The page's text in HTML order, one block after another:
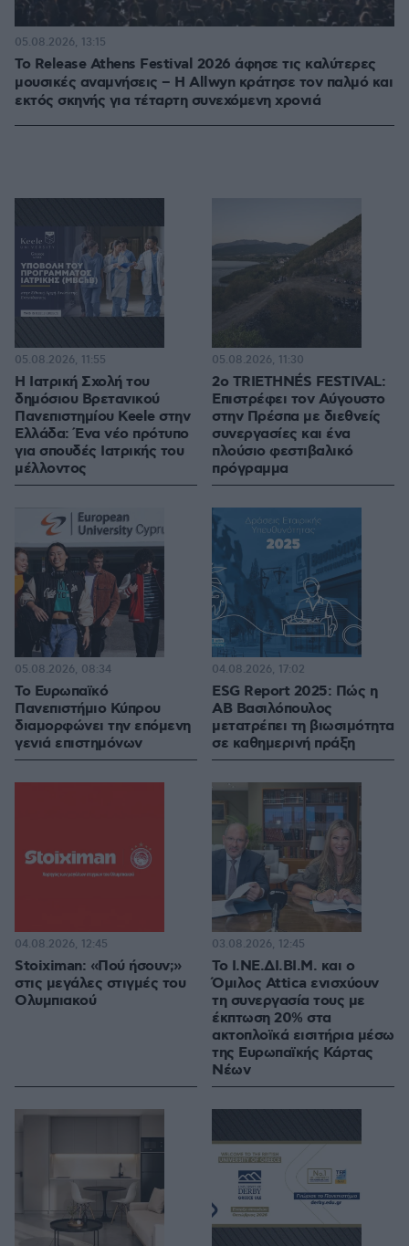
Το Release Athens Festival 2026 άφησε τις καλύτερες
μουσικές αναμνήσεις – Η Allwyn κράτησε τον παλμό και
εκτός σκηνής για τέταρτη συνεχόμενη χρονιά
05.08.2026, 13:15
Η Ιατρική Σχολή του
δημόσιου Βρετανικού
Πανεπιστημίου Keele στην
Ελλάδα: Ένα νέο πρότυπο
για σπουδές Ιατρικής του
μέλλοντος
05.08.2026, 11:55
2ο TRIETHNÉS FESTIVAL:
Επιστρέφει τον Αύγουστο
στην Πρέσπα με διεθνείς
συνεργασίες και ένα
πλούσιο φεστιβαλικό
πρόγραμμα
05.08.2026, 11:30
Το Ευρωπαϊκό
Πανεπιστήμιο Κύπρου
διαμορφώνει την επόμενη
γενιά επιστημόνων
05.08.2026, 08:34
ESG Report 2025: Πώς η
ΑΒ Βασιλόπουλος
μετατρέπει τη βιωσιμότητα
σε καθημερινή πράξη
04.08.2026, 17:02
Stoiximan: «Πού ήσουν;»
στις μεγάλες στιγμές του
Ολυμπιακού
04.08.2026, 12:45
Το Ι.ΝΕ.ΔΙ.ΒΙ.Μ. και o
Όμιλος Attica ενισχύουν
τη συνεργασία τους με
έκπτωση 20% στα
ακτοπλοϊκά εισιτήρια μέσω
της Ευρωπαϊκής Κάρτας
Νέων
03.08.2026, 12:45